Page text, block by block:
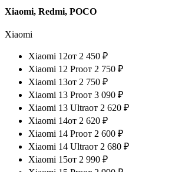
Xiaomi, Redmi, POCO
Xiaomi
Xiaomi 12от 2 450 ₽
Xiaomi 12 Proот 2 750 ₽
Xiaomi 13от 2 750 ₽
Xiaomi 13 Proот 3 090 ₽
Xiaomi 13 Ultraот 2 620 ₽
Xiaomi 14от 2 620 ₽
Xiaomi 14 Proот 2 600 ₽
Xiaomi 14 Ultraот 2 680 ₽
Xiaomi 15от 2 990 ₽